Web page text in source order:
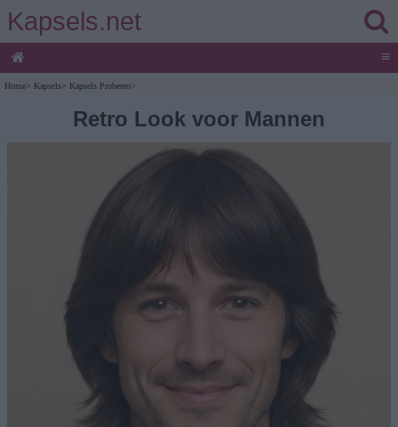
Kapsels.net
≡
Home> Kapsels> Kapsels Proberen>
Retro Look voor Mannen